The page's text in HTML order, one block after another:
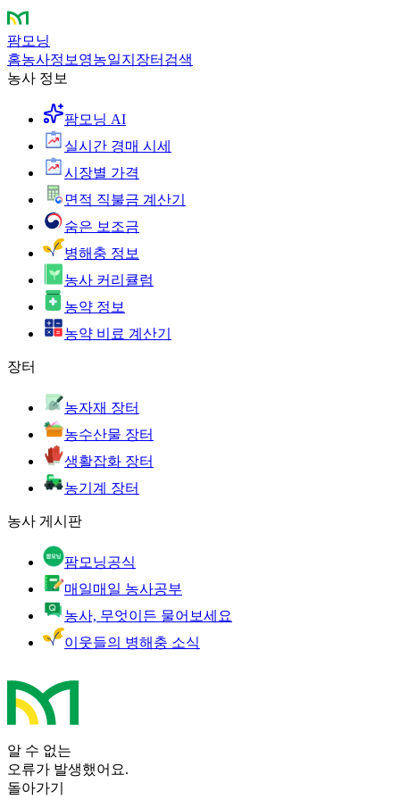
팜모닝
홈농사정보 영농일지 장터 검색
농사 정보
팜모닝 AI
실시간 경매 시세
시장별 가격
면적 직불금 계산기
숨은 보조금
병해충 정보
농사 커리큘럼
농약 정보
농약 비료 계산기
장터
농자재 장터
농수산물 장터
생활잡화 장터
농기계 장터
농사 게시판
팜모닝공식
매일매일 농사공부
농사, 무엇이든 물어보세요
이웃들의 병해충 소식
알 수 없는
오류가 발생했어요.
돌아가기